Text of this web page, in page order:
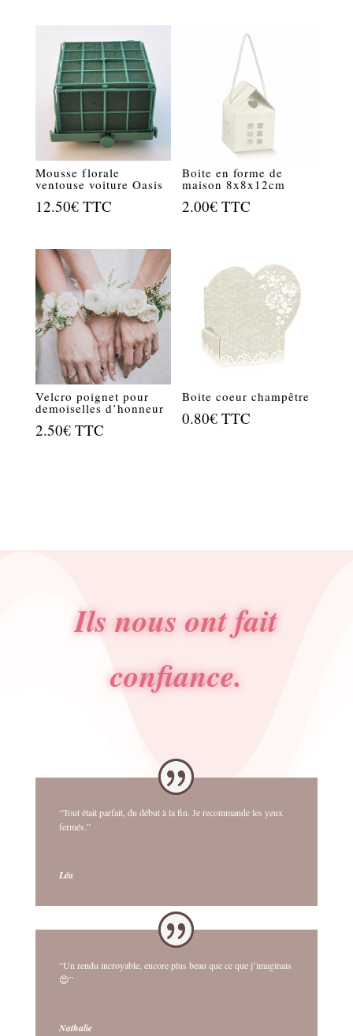
Mousse florale
ventouse voiture Oasis
12.50€ TTC
Boite en forme de
maison 8x8x12cm
2.00€ TTC
Velcro poignet pour
demoiselles d’honneur
2.50€ TTC
Boite coeur champêtre
0.80€ TTC
Ils nous ont fait
confiance.
“Tout était parfait, du début à la fin. Je recommande les yeux
fermés.”
Léa
“Un rendu incroyable, encore plus beau que ce que j’imaginais
😍”
Nathalie